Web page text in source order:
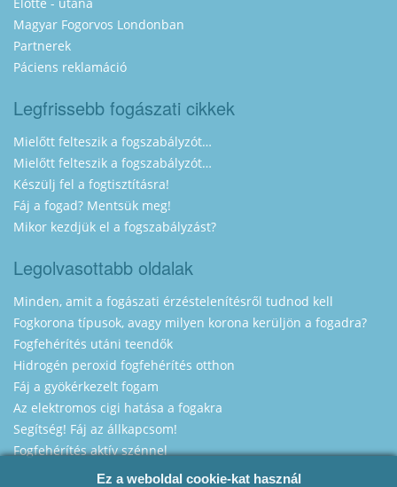
Magyar Fogorvos Londonban
Partnerek
Páciens reklamáció
Legfrissebb fogászati cikkek
Mielőtt felteszik a fogszabályzót…
Mielőtt felteszik a fogszabályzót…
Készülj fel a fogtisztításra!
Fáj a fogad? Mentsük meg!
Mikor kezdjük el a fogszabályzást?
Legolvasottabb oldalak
Minden, amit a fogászati érzéstelenítésről tudnod kell
Fogkorona típusok, avagy milyen korona kerüljön a fogadra?
Fogfehérítés utáni teendők
Hidrogén peroxid fogfehérítés otthon
Fáj a gyökérkezelt fogam
Az elektromos cigi hatása a fogakra
Segítség! Fáj az állkapcsom!
Fogfehérítés aktív szénnel
Ez a weboldal cookie-kat használ